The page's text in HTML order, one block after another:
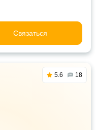
Связаться
5.6 18